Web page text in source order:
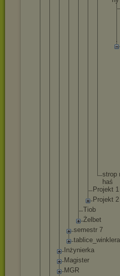
strop
haś
Projekt 1
Projekt 2
Tiob
Żelbet
semestr 7
tablice_ winklera
Inżynierka
Magister
MGR